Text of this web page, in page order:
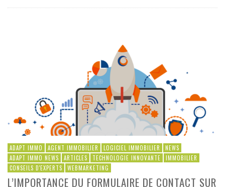
ADAPT IMMO AGENT IMMOBILIER LOGICIEL IMMOBILIER
NEWS
ADAPT IMMO NEWS
ARTICLES TECHNOLOGIE INNOVANTE
IMMOBILIER
CONSEILS D'EXPERTS
WEBMARKETING
L’IMPORTANCE DU FORMULAIRE DE CONTACT SUR